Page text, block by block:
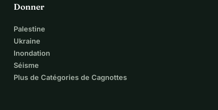
Donner
Palestine
Ukraine
Inondation
Séisme
Plus de Catégories de Cagnottes